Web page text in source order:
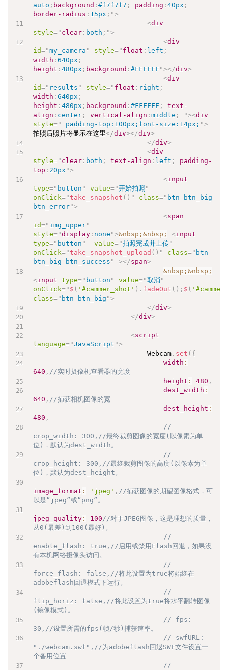
auto ; background :#f7f7f7 ; padding :40px ;
border-radius : 15px ; ">
<div
style=" clear : both ; ">
<div
id="my_camera " style=" float : left ;
width :640px ;
height :480px ; background :#FFFFFF "></div>
<div
id=" results " style=" float : right ;
width :640px ;
height :480px ; background :#FFFFFF ;
text-
align : center ; vertical-align :middle ; "><div
style=" padding-top:100px;font-size:14px; ">
拍照后照片将显示在这里</div></div>
</div>
<div
style=" clear : both ; text-align : left ;
padding-
top : 20px ">
<input
type=" button " value="开始拍照 "
onClick="take_snapshot ( ) " class=" btn btn_big
btn_error">
<span
id=" img_upper"
style="display : none ">&nbsp;&nbsp; <input
type=" button " value="拍照完成并上传"
onClick="take_snapshot_upload ( ) " class=" btn
btn_big btn_success " ></span>
&nbsp;&nbsp;
<input type=" button " value="取消 "
onClick=" $ ( '#cammer_shot' ) . fadeOut ( ) ; $ (
class=" btn btn_big ">
</div>
</div>
<script
language="JavaScript ">
                            Webcam
. set ( {
width :
640 , //实时摄像机查看器的宽度
height : 480 ,
dest_width :
640 , //捕获相机图像的宽
dest_height :
480 ,
//
crop_width: 300,//最终裁剪图像的宽度(以像素为单
位)，默认为dest_width。
//
crop_height: 300,//最终裁剪图像的高度(以像素为单
位)，默认为dest_height。
image_format : 'jpeg' , //捕获图像的期望图像格式，可
以是“jpeg”或“png”。
jpeg_quality : 100//对于JPEG图像，这是理想的质量，
从0(最差)到100(最好)。
//
enable_flash: true,//启用或禁用Flash回退，如果没
有本机网络摄像头访问。
//
force_flash: false,//将此设置为true将始终在
adobeflash回退模式下运行。
//
flip_horiz: false,//将此设置为true将水平翻转图像
(镜像模式)。
// fps:
30,//设置所需的fps(帧/秒)捕获速率。
// swfURL:
"./webcam.swf",//为adobeflash回退SWF文件设置一
个备用位置
//